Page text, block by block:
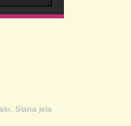
Slana jela